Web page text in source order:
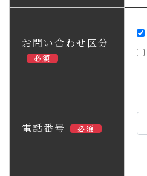
お問い合わせ区分
必須
電話番号 必須